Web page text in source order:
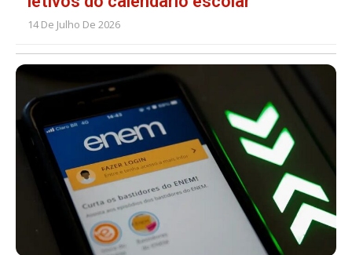
14 De Julho De 2026